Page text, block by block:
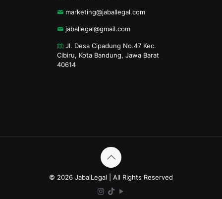
marketing@jaballegal.com
jaballegal@gmail.com
Jl. Desa Cipadung No.47 Kec.
Cibiru, Kota Bandung, Jawa Barat
40614
© 2026 JabalLegal | All Rights Reserved